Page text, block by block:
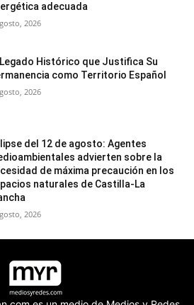
adecuada
2026
Legado Histórico que Justifica Su
como Territorio Español
2026
del 12 de agosto: Agentes
advierten sobre la
de máxima precaución en los
naturales de Castilla-La
2026